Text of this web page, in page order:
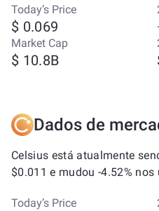
Today’s Price
$ 0.069
Market Cap
$ 10.8B
Dados de
Celsius está atualmente
$0.011 e mudou -4.52%
Today’s Price